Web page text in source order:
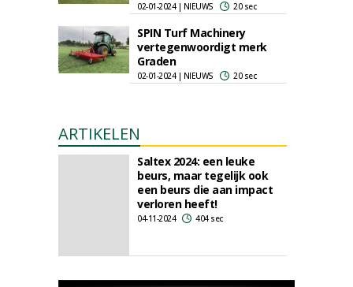
02-01-2024 | NIEUWS 20 sec
SPIN Turf Machinery
vertegenwoordigt merk
Graden
02-01-2024 | NIEUWS 20 sec
ARTIKELEN
Saltex 2024: een leuke
beurs, maar tegelijk ook
een beurs die aan impact
verloren heeft!
04-11-2024 404 sec